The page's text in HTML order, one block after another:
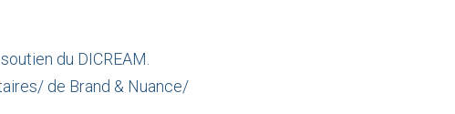
du DICREAM.
de Brand & Nuance/